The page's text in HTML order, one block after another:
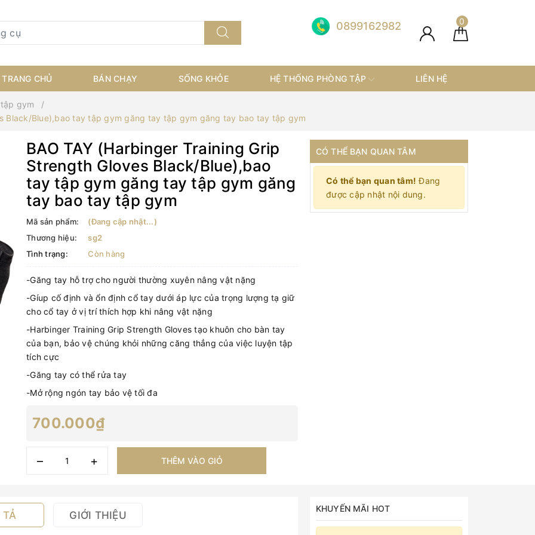
0
0899162982
TRANG CHỦ BÁN CHẠY SỐNG KHỎE HỆ THỐNG PHÒNG TẬP LIÊN HỆ
gym
Black/Blue),bao tay tập gym găng tay tập gym găng tay bao tay tập gym
BAO TAY (Harbinger Training Grip
Strength Gloves Black/Blue),bao
tay tập gym găng tay tập gym găng
tay bao tay tập gym
Mã sản phẩm:
(Đang cập nhật...)
Thương hiệu:
sg2
Tình trạng:
Còn hàng
-Găng tay hỗ trợ cho người thường xuyên nâng vật nặng
-Gíup cố định và ổn định cổ tay dưới áp lực của trọng lượng tạ giữ
cho cổ tay ở vị trí thích hợp khi nâng vật nặng
-Harbinger Training Grip Strength Gloves tạo khuôn cho bàn tay
của bạn, bảo vệ chúng khỏi những căng thẳng của việc luyện tập
tích cực
-Găng tay có thể rửa tay
-Mở rộng ngón tay bảo vệ tối đa
700.000₫
– + THÊM VÀO GIỎ
CÓ THỂ BẠN QUAN TÂM
Có thể bạn quan tâm! Đang
được cập nhật nội dung.
GIỚI THIỆU
KHUYẾN MÃI HOT